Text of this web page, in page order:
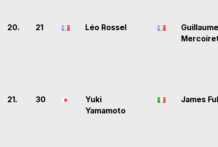
20. 21 Léo Rossel
Guillaume
21. 30
Yuki
Yamamoto
James